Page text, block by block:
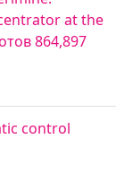
at the
864,897
control